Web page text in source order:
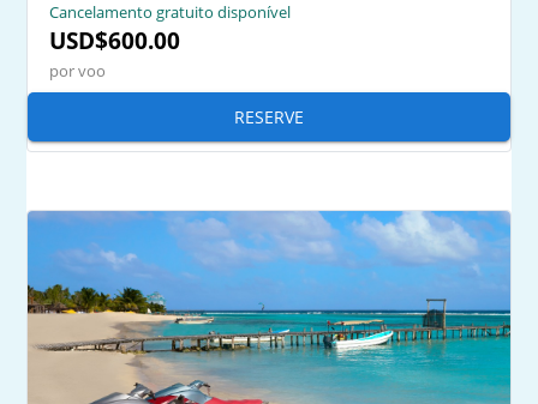
Cancelamento gratuito disponível
USD$600.00
por voo
RESERVE